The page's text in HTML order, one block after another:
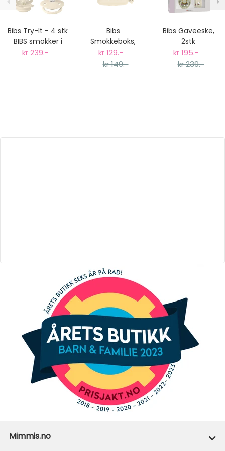
Bibs Try-It - 4 stk
BIBS smokker i
ulike typer
kr 239.-
Bibs
Smokkeboks,
Mummi, Ivory
kr 129.-
kr 149.-
Bibs Gaveeske,
2stk
Mummitrollet
Smokker +
kr 195.-
kr 239.-
Mimmis.no